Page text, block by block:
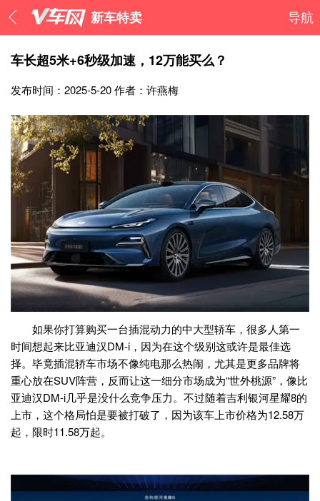
新车特卖 导航
车长超5米+6秒级加速，12万能买么？
发布时间：2025-5-20作者：许燕梅
如果你打算购买一台插混动力的中大型轿车，很多人第一
时间想起来比亚迪汉DM-i，因为在这个级别这或许是最佳选
择。毕竟插混轿车市场不像纯电那么热闹，尤其是更多品牌将
重心放在SUV阵营，反而让这一细分市场成为“世外桃源”，像比
亚迪汉DM-i几乎是没什么竞争压力。不过随着吉利银河星耀8的
上市，这个格局怕是要被打破了，因为该车上市价格为12.58万
起，限时11.58万起。